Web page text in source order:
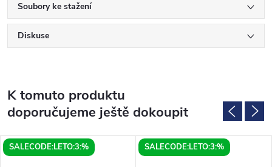
Soubory ke stažení
Diskuse
K tomuto produktu
doporučujeme ještě dokoupit
SALECODE:LETO:3:% SALECODE:LETO:3:%